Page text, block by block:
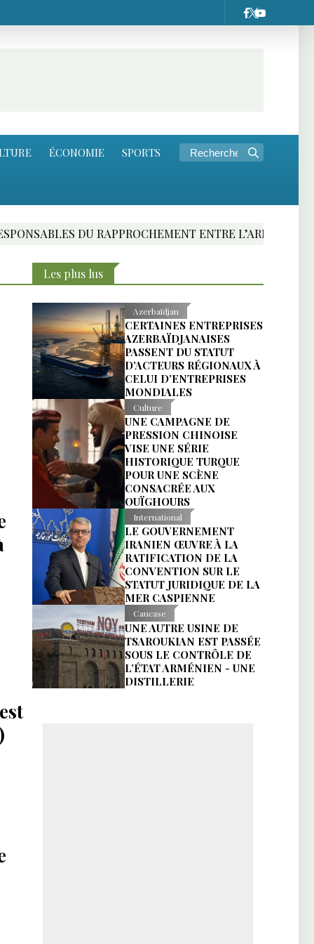
ÉCONOMIE SPORTS
ENTRE L’ARMENIE ET L’UNION
Les plus lus
Azerbaïdjan
CERTAINES ENTREPRISES
AZERBAÏDJANAISES
PASSENT DU STATUT
D’ACTEURS RÉGIONAUX À
CELUI D’ENTREPRISES
MONDIALES
Culture
UNE CAMPAGNE DE
PRESSION CHINOISE
VISE UNE SÉRIE
HISTORIQUE TURQUE
POUR UNE SCÈNE
CONSACRÉE AUX
OUÏGHOURS
International
LE GOUVERNEMENT
IRANIEN ŒUVRE À LA
RATIFICATION DE LA
CONVENTION SUR LE
STATUT JURIDIQUE DE LA
MER CASPIENNE
Caucase
UNE AUTRE USINE DE
TSAROUKIAN EST PASSÉE
SOUS LE CONTRÔLE DE
L’ÉTAT ARMÉNIEN - UNE
DISTILLERIE